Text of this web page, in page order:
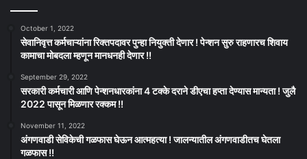
October 1, 2022
सेवानिवृत्त कर्मचाऱ्यांना रिक्तपदावर पुन्हा नियुक्ती देणार ! पेन्शन सुरु राहणारच शिवाय
कामाचा मोबदला म्हणून मानधनही देणार !!
September 29, 2022
सरकारी कर्मचारी आणि पेन्शनधारकांना 4 टक्के दराने डीएचा हप्ता देण्यास मान्यता ! जुलै
2022 पासून मिळणार रक्कम !!
November 11, 2022
अंगणवाडी सेविकेची गळफास घेऊन आत्महत्या ! जालन्यातील अंगणवाडीतच घेतला
गळफास !!